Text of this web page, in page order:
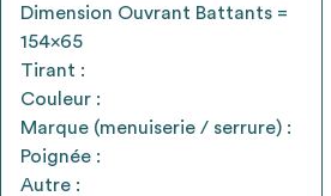
stratégies
* Attention, l’ajout des matériaux à
vaut aucunement réservation.
voirFAQ
Dimension Ouvrant Battants =
154x65
Tirant :
Couleur :
Marque (menuiserie / serrure) :
Poignée :
Autre :